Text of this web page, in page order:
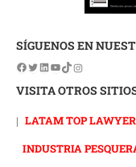
SÍGUENOS EN
VISITA OTROS
| LATAM TOP LAWYER
INDUSTRIA